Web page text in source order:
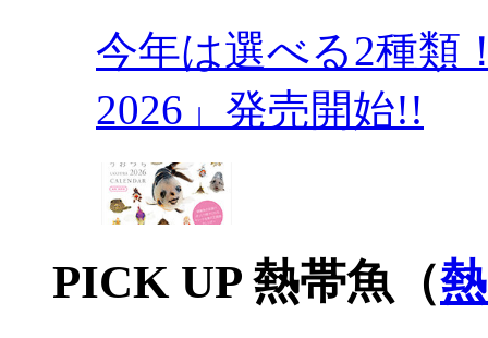
今年は選べる2種類
2026」発売開始!!
PICK UP 熱帯魚（